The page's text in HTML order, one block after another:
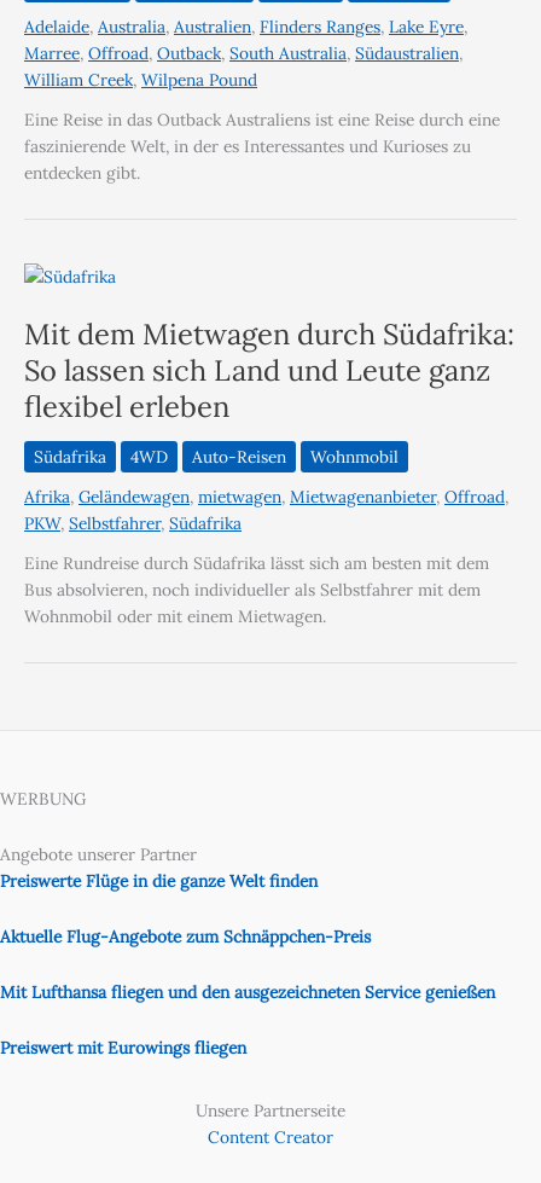
Adelaide, Australia, Australien, Flinders Ranges, Lake Eyre,
Marree, Offroad, Outback, South Australia, Südaustralien,
William Creek, Wilpena Pound
Eine Reise in das Outback Australiens ist eine Reise durch eine
faszinierende Welt, in der es Interessantes und Kurioses zu
entdecken gibt.
Mit dem Mietwagen durch Südafrika:
So lassen sich Land und Leute ganz
flexibel erleben
Südafrika 4WD Auto-Reisen
Wohnmobil
Afrika, Geländewagen, mietwagen, Mietwagenanbieter, Offroad,
PKW, Selbstfahrer, Südafrika
Eine Rundreise durch Südafrika lässt sich am besten mit dem
Bus absolvieren, noch individueller als Selbstfahrer mit dem
Wohnmobil oder mit einem Mietwagen.
WERBUNG
Angebote unserer Partner
Preiswerte Flüge in die ganze Welt finden
Aktuelle Flug-Angebote zum Schnäppchen-Preis
Mit Lufthansa fliegen und den ausgezeichneten Service genießen
Preiswert mit Eurowings fliegen
Unsere Partnerseite
Content Creator